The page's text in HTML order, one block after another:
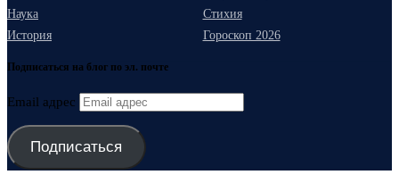
Наука
Стихия
История
Гороскоп 2026
Подписаться на блог по эл. почте
Email адрес
Подписаться